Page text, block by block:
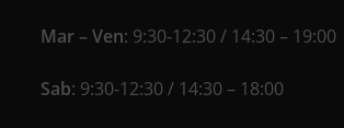
Mar – Ven: 9:30-12:30 / 14:30 – 19:00
Sab: 9:30-12:30 / 14:30 – 18:00